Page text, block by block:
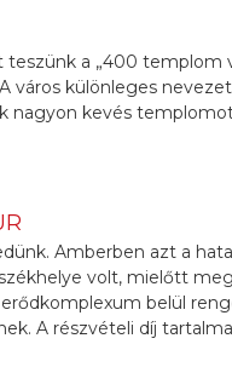
a „400 templom
város különleges
nagyon kevés
Amberben azt a
volt, mielőtt
belül
A részvételi díj